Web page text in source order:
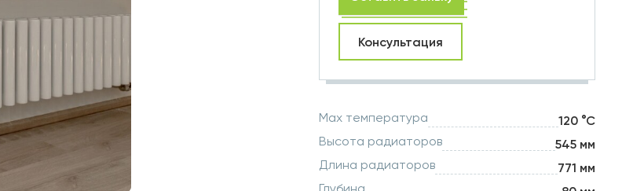
Консультация
Max температура 120 °С
Высота радиаторов 545 мм
Длина радиаторов 771 мм